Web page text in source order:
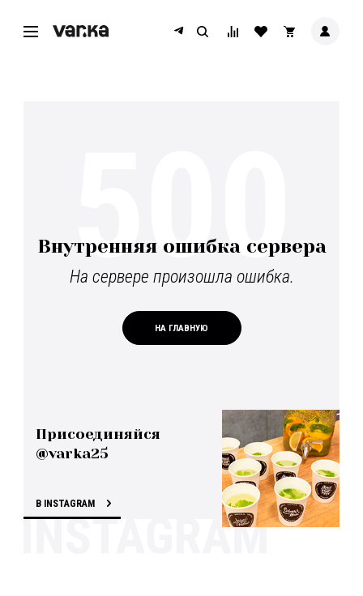
Внутренняя ошибка сервера
На сервере произошла ошибка.
НА ГЛАВНУЮ
500
Присоединяйся
@varka25
В INSTAGRAM